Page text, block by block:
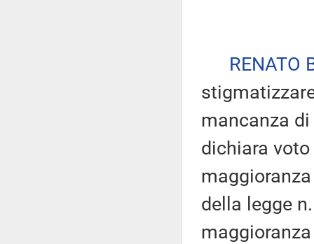
RENATO
mancanza
dichiara
della legge